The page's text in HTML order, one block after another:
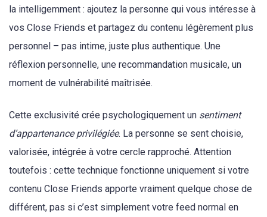
la intelligemment : ajoutez la personne qui vous intéresse à
vos Close Friends et partagez du contenu légèrement plus
personnel – pas intime, juste plus authentique. Une
réflexion personnelle, une recommandation musicale, un
moment de vulnérabilité maîtrisée.
Cette exclusivité crée psychologiquement un sentiment
d’appartenance privilégiée. La personne se sent choisie,
valorisée, intégrée à votre cercle rapproché. Attention
toutefois : cette technique fonctionne uniquement si votre
contenu Close Friends apporte vraiment quelque chose de
différent, pas si c’est simplement votre feed normal en